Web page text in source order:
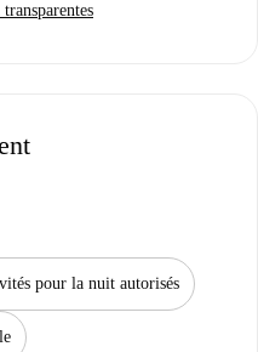
pour la nuit autorisés